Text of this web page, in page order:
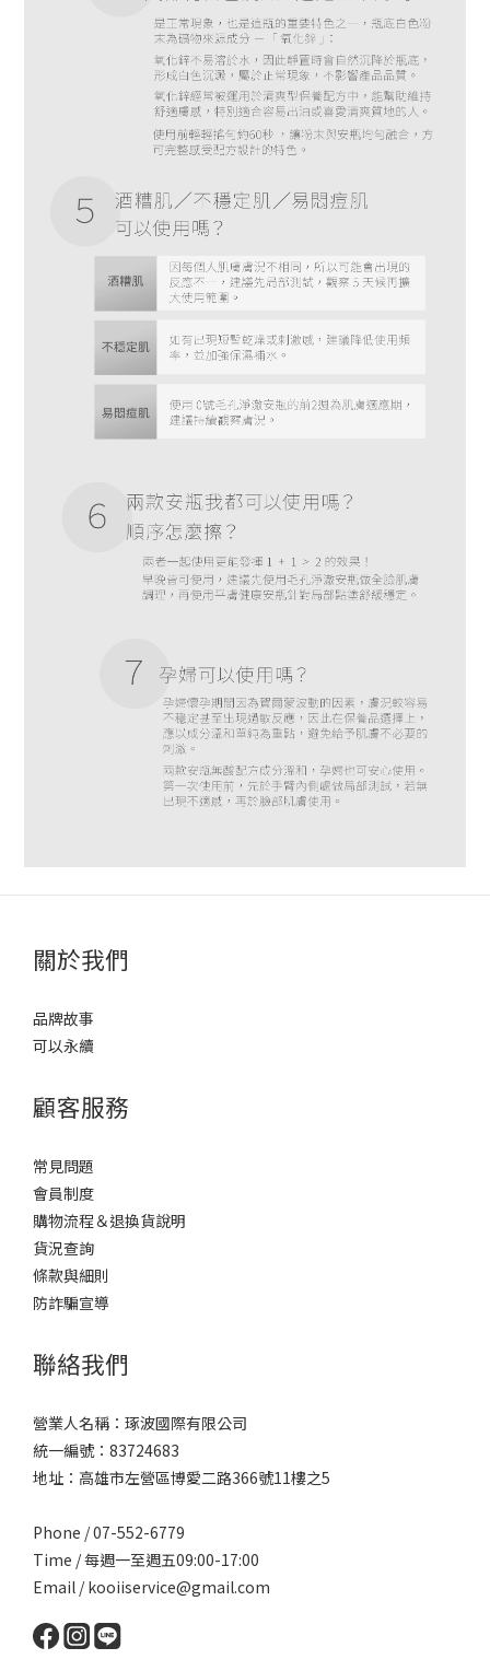
關於我們
品牌故事
可以永續
顧客服務
常見問題
會員制度
購物流程＆退換貨說明
貨況查詢
條款與細則
防詐騙宣導
聯絡我們
營業人名稱：琢波國際有限公司
統一編號：83724683
地址：高雄市左營區博愛二路366號11樓之5
Phone / 07-552-6779
Time / 每週一至週五09:00-17:00
Email /kooiiservice@gmail.com